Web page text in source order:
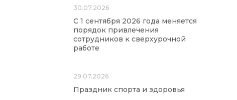
30.07.2026
С 1 сентября 2026 года меняется
порядок привлечения
сотрудников к сверхурочной
работе
29.07.2026
Праздник спорта и здоровья